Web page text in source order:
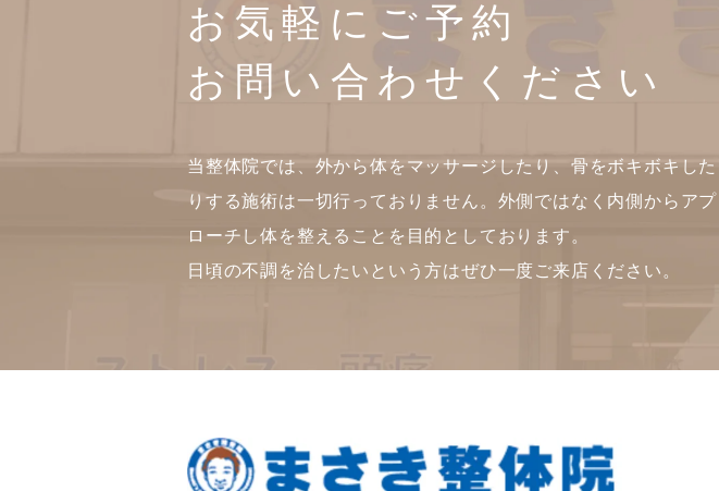
お気軽にご予約
お問い合わせください
当整体院では、外から体をマッサージしたり、骨をボキボキした
りする施術は一切行っておりません。外側ではなく内側からアプ
ローチし体を整えることを目的としております。
日頃の不調を治したいという方はぜひ一度ご来店ください。